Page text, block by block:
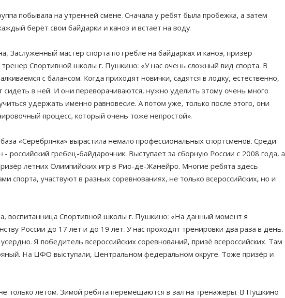
побывала на утренней смене. Сначала у ребят была пробежка, а затем
берёт свои байдарки и каноэ и встает на воду.
Заслуженный мастер спорта по гребле на байдарках и каноэ, призёр
Спортивной школы г. Пушкино: «У нас очень сложный вид спорта. В
с балансом. Когда приходят новички, садятся в лодку, естественно,
сидеть в ней. И они переворачиваются, нужно уделить этому очень много
удержать именно равновесие. А потом уже, только после этого, они
процесс, который очень тоже непростой».
«Серебрянка» вырастила немало профессиональных спортсменов. Среди
российский гребец-байдарочник. Выступает за сборную России с 2008 года, а
летних Олимпийских игр в Рио-де-Жанейро. Многие ребята здесь
спорта, участвуют в разных соревнованиях, не только всероссийских, но и
воспитанница Спортивной школы г. Пушкино: «На данный момент я
России до 17 лет и до 19 лет. У нас проходят тренировки два раза в день.
Я победитель всероссийских соревнований, призё всероссийских. Там
На ЦФО выступали, Центральном федеральном округе. Тоже призёр и
только летом. Зимой ребята перемещаются в зал на тренажёры. В Пушкино